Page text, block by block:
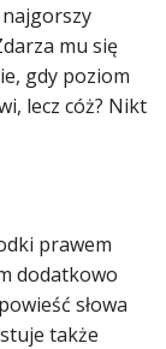
mu się
gdy poziom
lecz cóż? Nikt
prawem
dodatkowo
słowa
także